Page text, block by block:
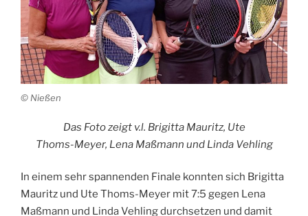
© Nie­ßen
Das Foto zeigt v.l. Bri­git­ta Mau­ritz, Ute
Thoms-Mey­er, Lena Maß­mann und Lin­da Vehling
In einem sehr span­nen­den Fina­le konn­ten sich Bri­git­ta
Mau­ritz und Ute Thoms-Mey­er mit 7:5 gegen Lena
Maß­mann und Lin­da Veh­ling durch­set­zen und damit